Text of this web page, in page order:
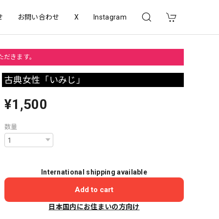
お問い合わせ X Instagram
きます。
古典女性「いみじ」
¥1,500
数量
International shipping available
Add to cart
日本国内にお住まいの方向け